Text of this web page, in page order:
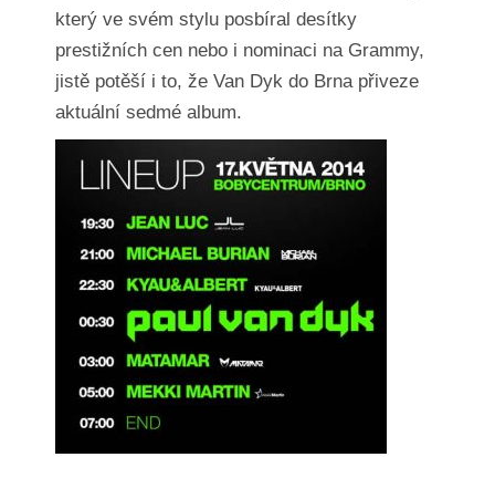
který ve svém stylu posbíral desítky
prestižních cen nebo i nominaci na Grammy,
jistě potěší i to, že Van Dyk do Brna přiveze
aktuální sedmé album.